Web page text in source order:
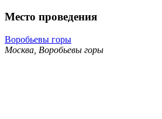
Место проведения
Воробьевы горы
Москва, Воробьевы горы